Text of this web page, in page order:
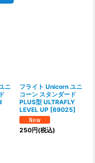
ニ
フライト Unicorn ユニ
コーン スタンダード
PLUS型 ULTRAFLY
LEVEL UP [69025]
250円(税込)